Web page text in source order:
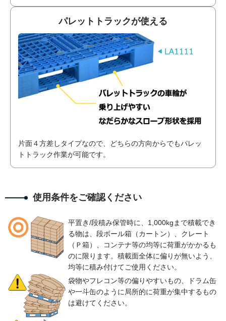
パレットトラックが使える
片面４方差しタイプなので、どちらの方向からでもパレッ
トトラック作業が可能です。
使用条件をご確認ください
平置き/段積み保管時に、1,000kgまで積載でき
る物は、段ボール箱（カートン）、クレート
（Ｐ箱）、コンテナ等の均等に荷重がかかるも
のに限ります。積載面全体に偏りが無いよう、
均等に積み付けてご使用ください。
袋物やフレコン等の偏りやすいもの、ドラム缶
や一斗缶のように局所的に荷重が集中するもの
は避けてください。